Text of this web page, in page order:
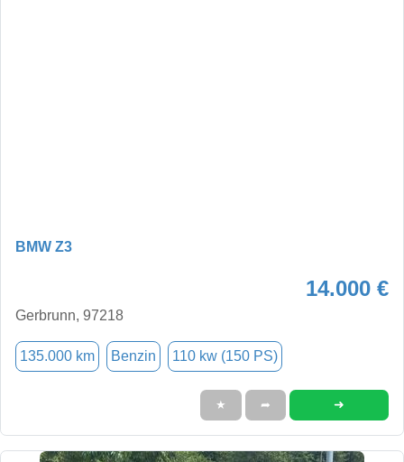
BMW Z3
14.000 €
Gerbrunn, 97218
135.000 km Benzin 110 kw (150 PS)
★ ➦ ➜